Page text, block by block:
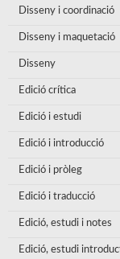
Disseny i coordinació
Disseny i maquetació
Disseny
Edició crítica
Edició i estudi
Edició i introducció
Edició i pròleg
Edició i traducció
Edició, estudi i notes
Edició, estudi